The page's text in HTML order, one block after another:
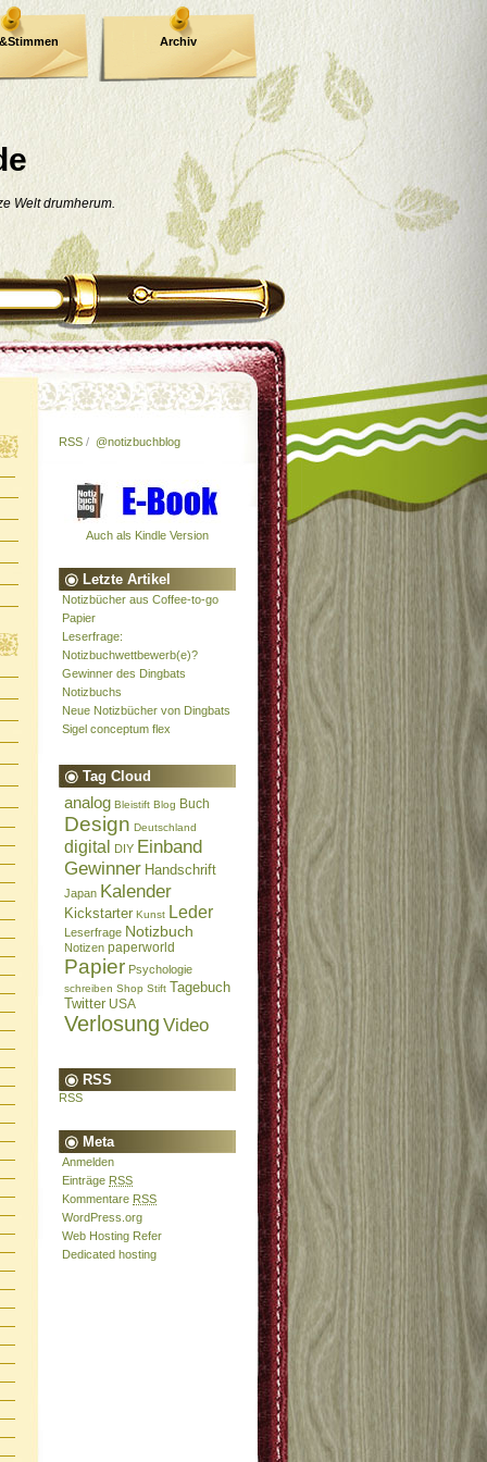
Welt drumherum.
Archiv
RSS / @notizbuchblog
Auch als Kindle Version
Letzte Artikel
Notizbücher aus Coffee-to-go
Papier
Leserfrage:
Notizbuchwettbewerb(e)?
Gewinner des Dingbats
Notizbuchs
Neue Notizbücher von Dingbats
Sigel conceptum flex
Tag Cloud
analog Bleistift Blog Buch
Design Deutschland
digital DIY Einband
Gewinner Handschrift
Japan Kalender
Kickstarter Kunst Leder
Leserfrage Notizbuch
Notizen paperworld
Papier Psychologie
schreiben Shop Stift Tagebuch
Twitter USA
Verlosung Video
RSS
RSS
Meta
Anmelden
Einträge RSS
Kommentare RSS
WordPress.org
Web Hosting Refer
Dedicated hosting